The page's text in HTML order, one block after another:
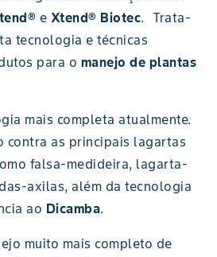
e Xtend® Biotec. Trata-
tecnologia e técnicas
para o manejo de plantas
mais completa atualmente.
contra as principais lagartas
falsa-medideira, lagarta-
axilas, além da tecnologia
ao Dicamba.
muito mais completo de